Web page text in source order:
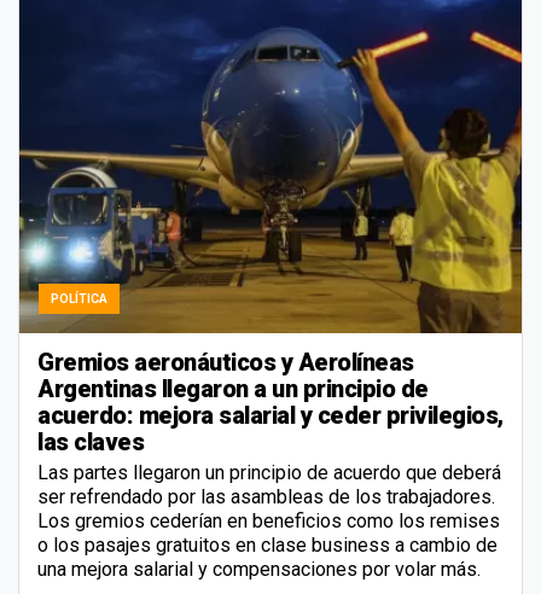
POLÍTICA
Gremios aeronáuticos y Aerolíneas
Argentinas llegaron a un principio de
acuerdo: mejora salarial y ceder privilegios,
las claves
Las partes llegaron un principio de acuerdo que deberá
ser refrendado por las asambleas de los trabajadores.
Los gremios cederían en beneficios como los remises
o los pasajes gratuitos en clase business a cambio de
una mejora salarial y compensaciones por volar más.